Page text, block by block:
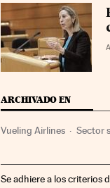
ARCHIVADO EN
Vueling Airlines Sector
Empresas transporte
Se adhiere a los criterios